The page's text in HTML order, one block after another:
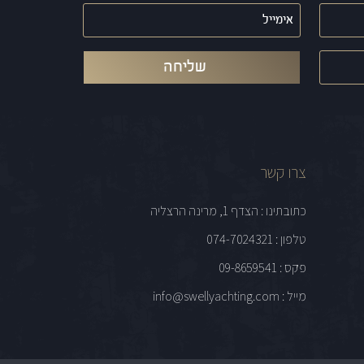
אימייל
(חובה)
צרו קשר
כתובתינו : הצדף 1, מרינה הרצליה
טלפון : 074-7024321
פקס : 09-8659541
מייל : info@swellyachting.com